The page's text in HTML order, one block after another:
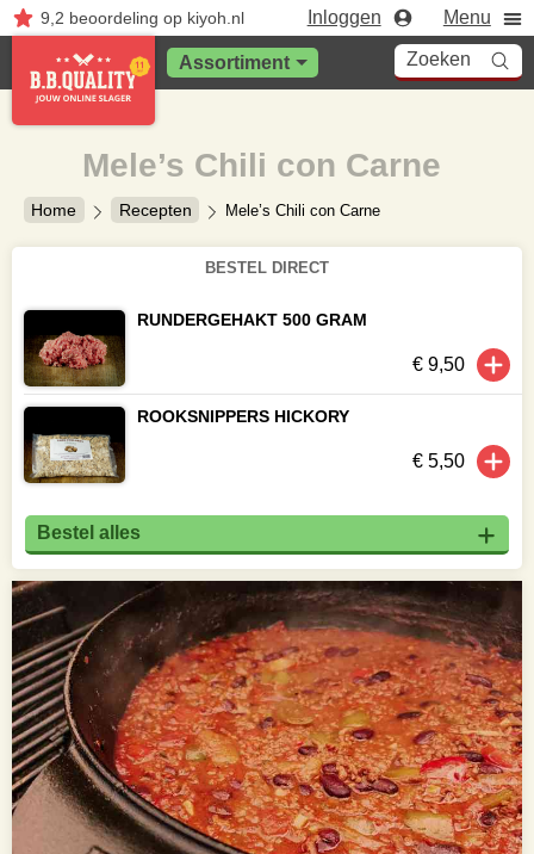
9,2 beoordelingop kiyoh.nl Inloggen Menu
Assortiment Zoeken
Home Recepten Mele’s Chili con Carne
Mele’s Chili con Carne
BESTEL DIRECT
RUNDERGEHAKT 500 GRAM
€ 9,50
ROOKSNIPPERS HICKORY
€ 5,50
Bestel alles